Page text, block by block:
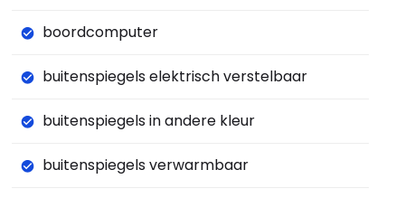
boordcomputer
buitenspiegels elektrisch verstelbaar
buitenspiegels in andere kleur
buitenspiegels verwarmbaar